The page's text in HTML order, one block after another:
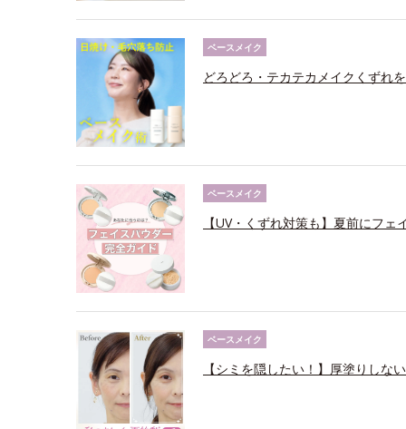
ベースメイク
どろどろ・テカテカメイクくずれ
ベースメイク
【UV・くずれ対策も】夏前にフェ
ベースメイク
【シミを隠したい！】厚塗りしな